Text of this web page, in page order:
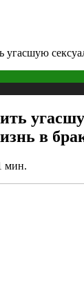
угасшую
в
мин.